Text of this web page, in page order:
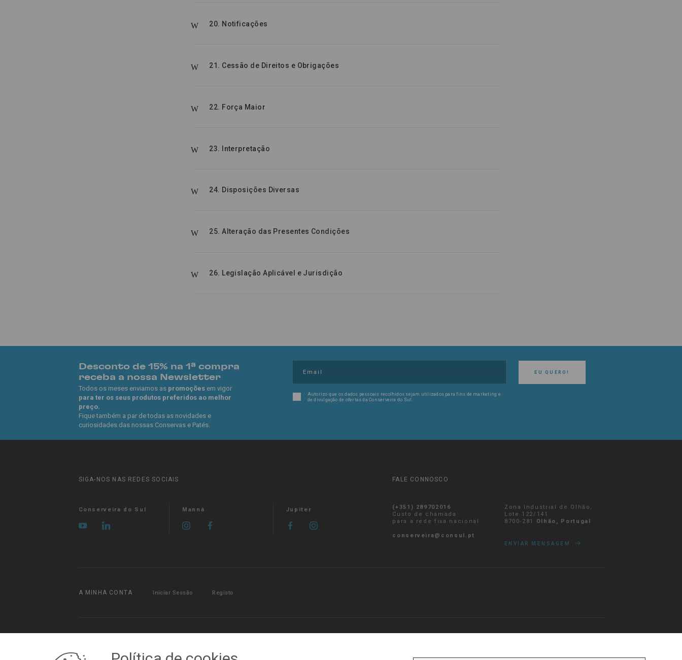
20. Notificações
21. Cessão de Direitos e Obrigações
22. Força Maior
23. Interpretação
24. Disposições Diversas
25. Alteração das Presentes Condições
26. Legislação Aplicável e Jurisdição
Desconto de 15% na 1ª compra
receba a nossa Newsletter
Todos os meses enviamos as promoçõesem vigor
para ter os seus produtos preferidos ao melhor
preço.
Fique também a par de todas as novidades e
curiosidades das nossas Conservas e Patés.
EU QUERO!
Autorizo que os dados pessoais recolhidos sejam utilizados para fins de marketing e
de divulgação de ofertas da Conserveira do Sul.
SIGA-NOS NAS REDES SOCIAIS
Conserveira do Sul Manná Jupiter
FALE CONNOSCO
(+351) 289702016
Custo de chamada
para a rede fixa nacional
conserveira@consul.pt
Zona Industrial de Olhão,
Lote 122/141
8700-281 Olhão, Portugal
ENVIAR MENSAGEM
A MINHA CONTA Iniciar Sessão Registo